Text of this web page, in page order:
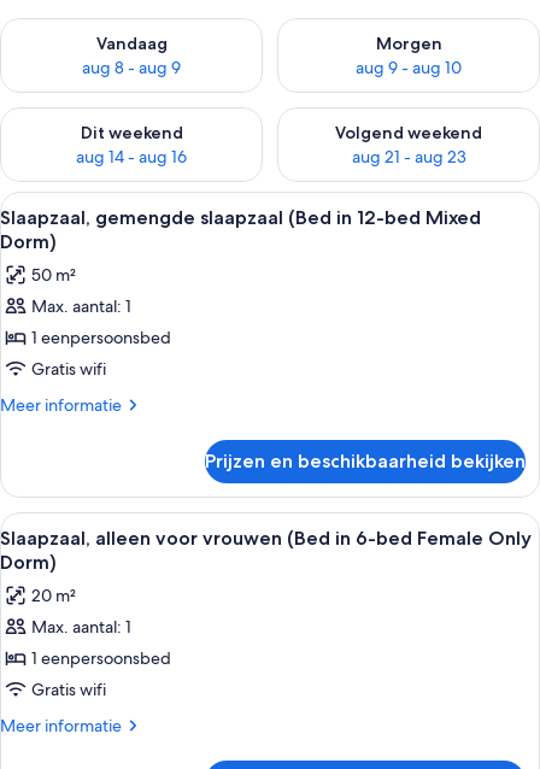
Vandaag
aug 8 - aug 9
De beschikbaarheid controleren voor vanavond aug 8 - aug 9
Morgen
aug 9 - aug 10
De beschikbaarheid
Dit weekend
aug 14 - aug 16
De beschikbaarheid controleren voor dit weekend aug 14 -
Volgend weekend
aug 21 - aug 23
De beschikbaarheid
Alle
foto's
voor
Slaapzaal,
gemengde
slaapzaal
(Bed
in
Mixed
Dorm)
laden
Een slaapzaal met stapelbedden,
12
Slaapzaal, gemengde slaapzaal (Bed in 12-bed Mixed
Dorm)
50 m²
Max. aantal: 1
1 eenpersoonsbed
Gratis wifi
Meer informatie
Meer
gemengde
slaapzaal
(Bed
in
bed
Mixed
Prijzen en beschikbaarheid bekijken
Alle
foto's
voor
Slaapzaal,
alleen
voor
vrouwen
(Bed
Een studentenkamer met
11
Slaapzaal, alleen voor vrouwen (Bed in 6-bed Female Only
Dorm)
20 m²
Max. aantal: 1
1 eenpersoonsbed
Gratis wifi
Meer informatie
Meer